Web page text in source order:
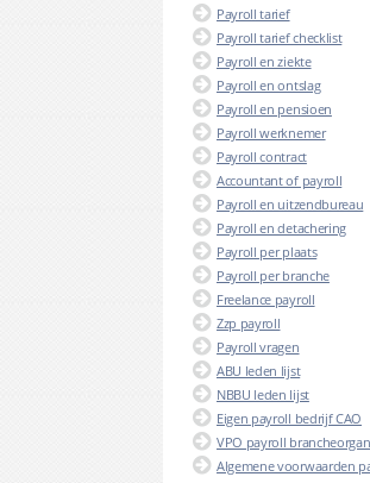
Payroll tarief
Payroll tarief checklist
Payroll en ziekte
Payroll en ontslag
Payroll en pensioen
Payroll werknemer
Payroll contract
Accountant of payroll
Payroll en uitzendbureau
Payroll en detachering
Payroll per plaats
Payroll per branche
Freelance payroll
Zzp payroll
Payroll vragen
ABU leden lijst
NBBU leden lijst
Eigen payroll bedrijf CAO
VPO payroll
Algemene voorwaarden